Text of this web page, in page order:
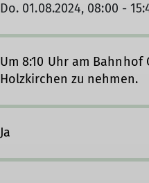
Do. 01.08.2024, 08:00 -
Um 8:10 Uhr am
Holzkirchen zu nehmen.
Ja